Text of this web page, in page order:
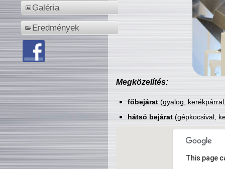
Galéria
Eredmények
Megközelítés:
főbejárat(gyalog,
hátsó bejárat(gépkocsival,
This page